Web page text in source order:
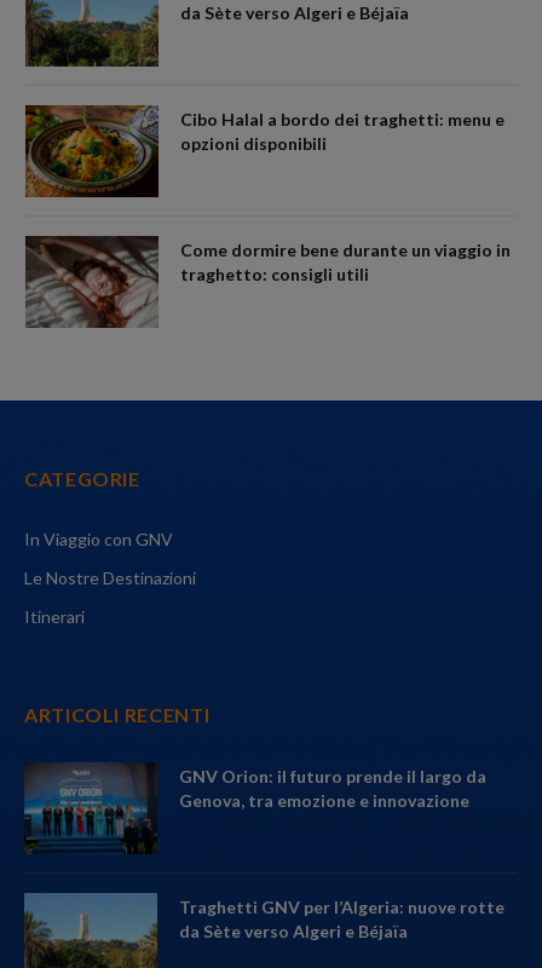
da Sète verso Algeri e Béjaïa
Cibo Halal a bordo dei traghetti: menu e
opzioni disponibili
Come dormire bene durante un viaggio in
traghetto: consigli utili
CATEGORIE
In Viaggio con GNV
Le Nostre Destinazioni
Itinerari
ARTICOLI RECENTI
GNV Orion: il futuro prende il largo da
Genova, tra emozione e innovazione
Traghetti GNV per l’Algeria: nuove rotte
da Sète verso Algeri e Béjaïa